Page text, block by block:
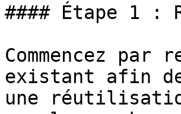
#### Étape 1 :
Commencez par
existant afin
une